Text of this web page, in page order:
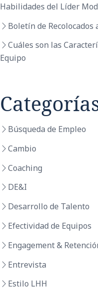
Habilidades del Líder
Boletín de Recolocados
Cuáles son las
Equipo
Búsqueda de Empleo
Cambio
Coaching
DE&I
Desarrollo de Talento
Efectividad de Equipos
Engagement &
Entrevista
Estilo LHH